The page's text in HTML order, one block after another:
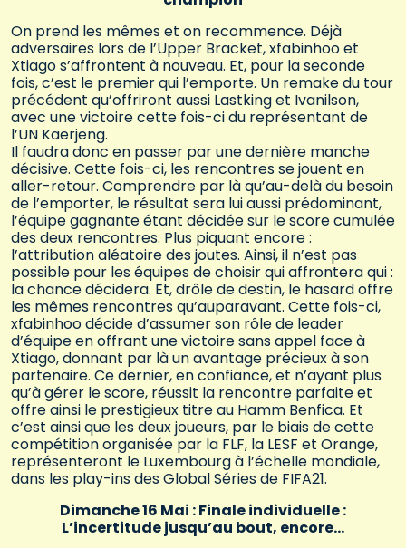
On prend les mêmes et on recommence. Déjà
adversaires lors de l’Upper Bracket, xfabinhoo et
Xtiago s’affrontent à nouveau. Et, pour la seconde
fois, c’est le premier qui l’emporte. Un remake du tour
précédent qu’offriront aussi Lastking et Ivanilson,
avec une victoire cette fois-ci du représentant de
l’UN Kaerjeng.
Il faudra donc en passer par une dernière manche
décisive. Cette fois-ci, les rencontres se jouent en
aller-retour. Comprendre par là qu’au-delà du besoin
de l’emporter, le résultat sera lui aussi prédominant,
l’équipe gagnante étant décidée sur le score cumulée
des deux rencontres. Plus piquant encore :
l’attribution aléatoire des joutes. Ainsi, il n’est pas
possible pour les équipes de choisir qui affrontera qui :
la chance décidera. Et, drôle de destin, le hasard offre
les mêmes rencontres qu’auparavant. Cette fois-ci,
xfabinhoo décide d’assumer son rôle de leader
d’équipe en offrant une victoire sans appel face à
Xtiago, donnant par là un avantage précieux à son
partenaire. Ce dernier, en confiance, et n’ayant plus
qu’à gérer le score, réussit la rencontre parfaite et
offre ainsi le prestigieux titre au Hamm Benfica. Et
c’est ainsi que les deux joueurs, par le biais de cette
compétition organisée par la FLF, la LESF et Orange,
représenteront le Luxembourg à l’échelle mondiale,
dans les play-ins des Global Séries de FIFA21.
Dimanche 16 Mai : Finale individuelle :
L’incertitude jusqu’au bout, encore…